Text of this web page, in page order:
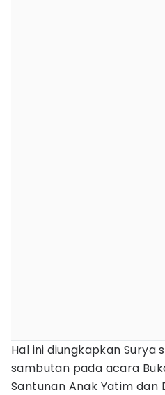
Hal ini diungkapkan Surya
sambutan pada acara
Santunan Anak Yatim dan